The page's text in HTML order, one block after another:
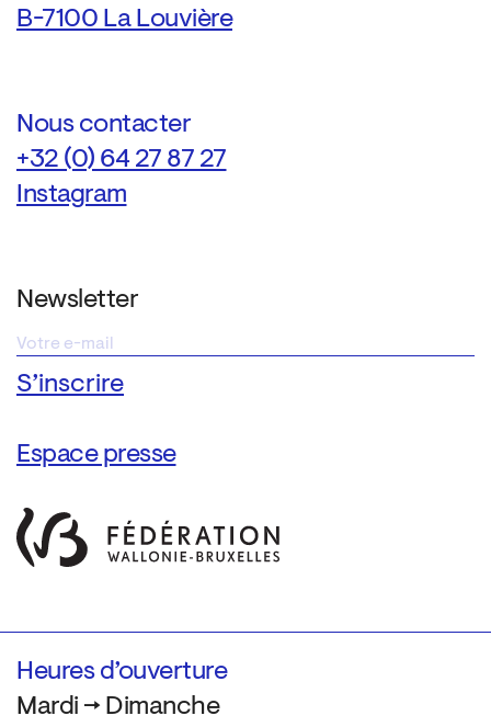
B-7100 La Louvière
Nous contacter
+32 (0) 64 27 87 27
Instagram
Newsletter
Espace presse
Heures d’ouverture
Mardi → Dimanche